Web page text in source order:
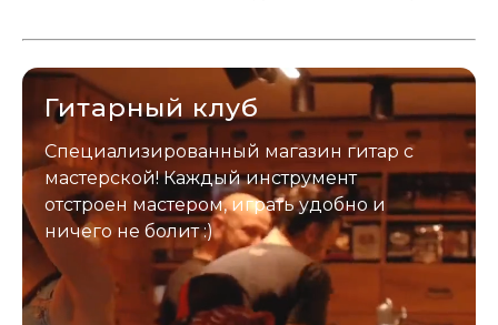
застрахован. Случись что -
Гитарный клуб
Специализированный магазин гитар с
мастерской! Каждый инструмент
отстроен мастером, играть удобно и
ничего не болит :)